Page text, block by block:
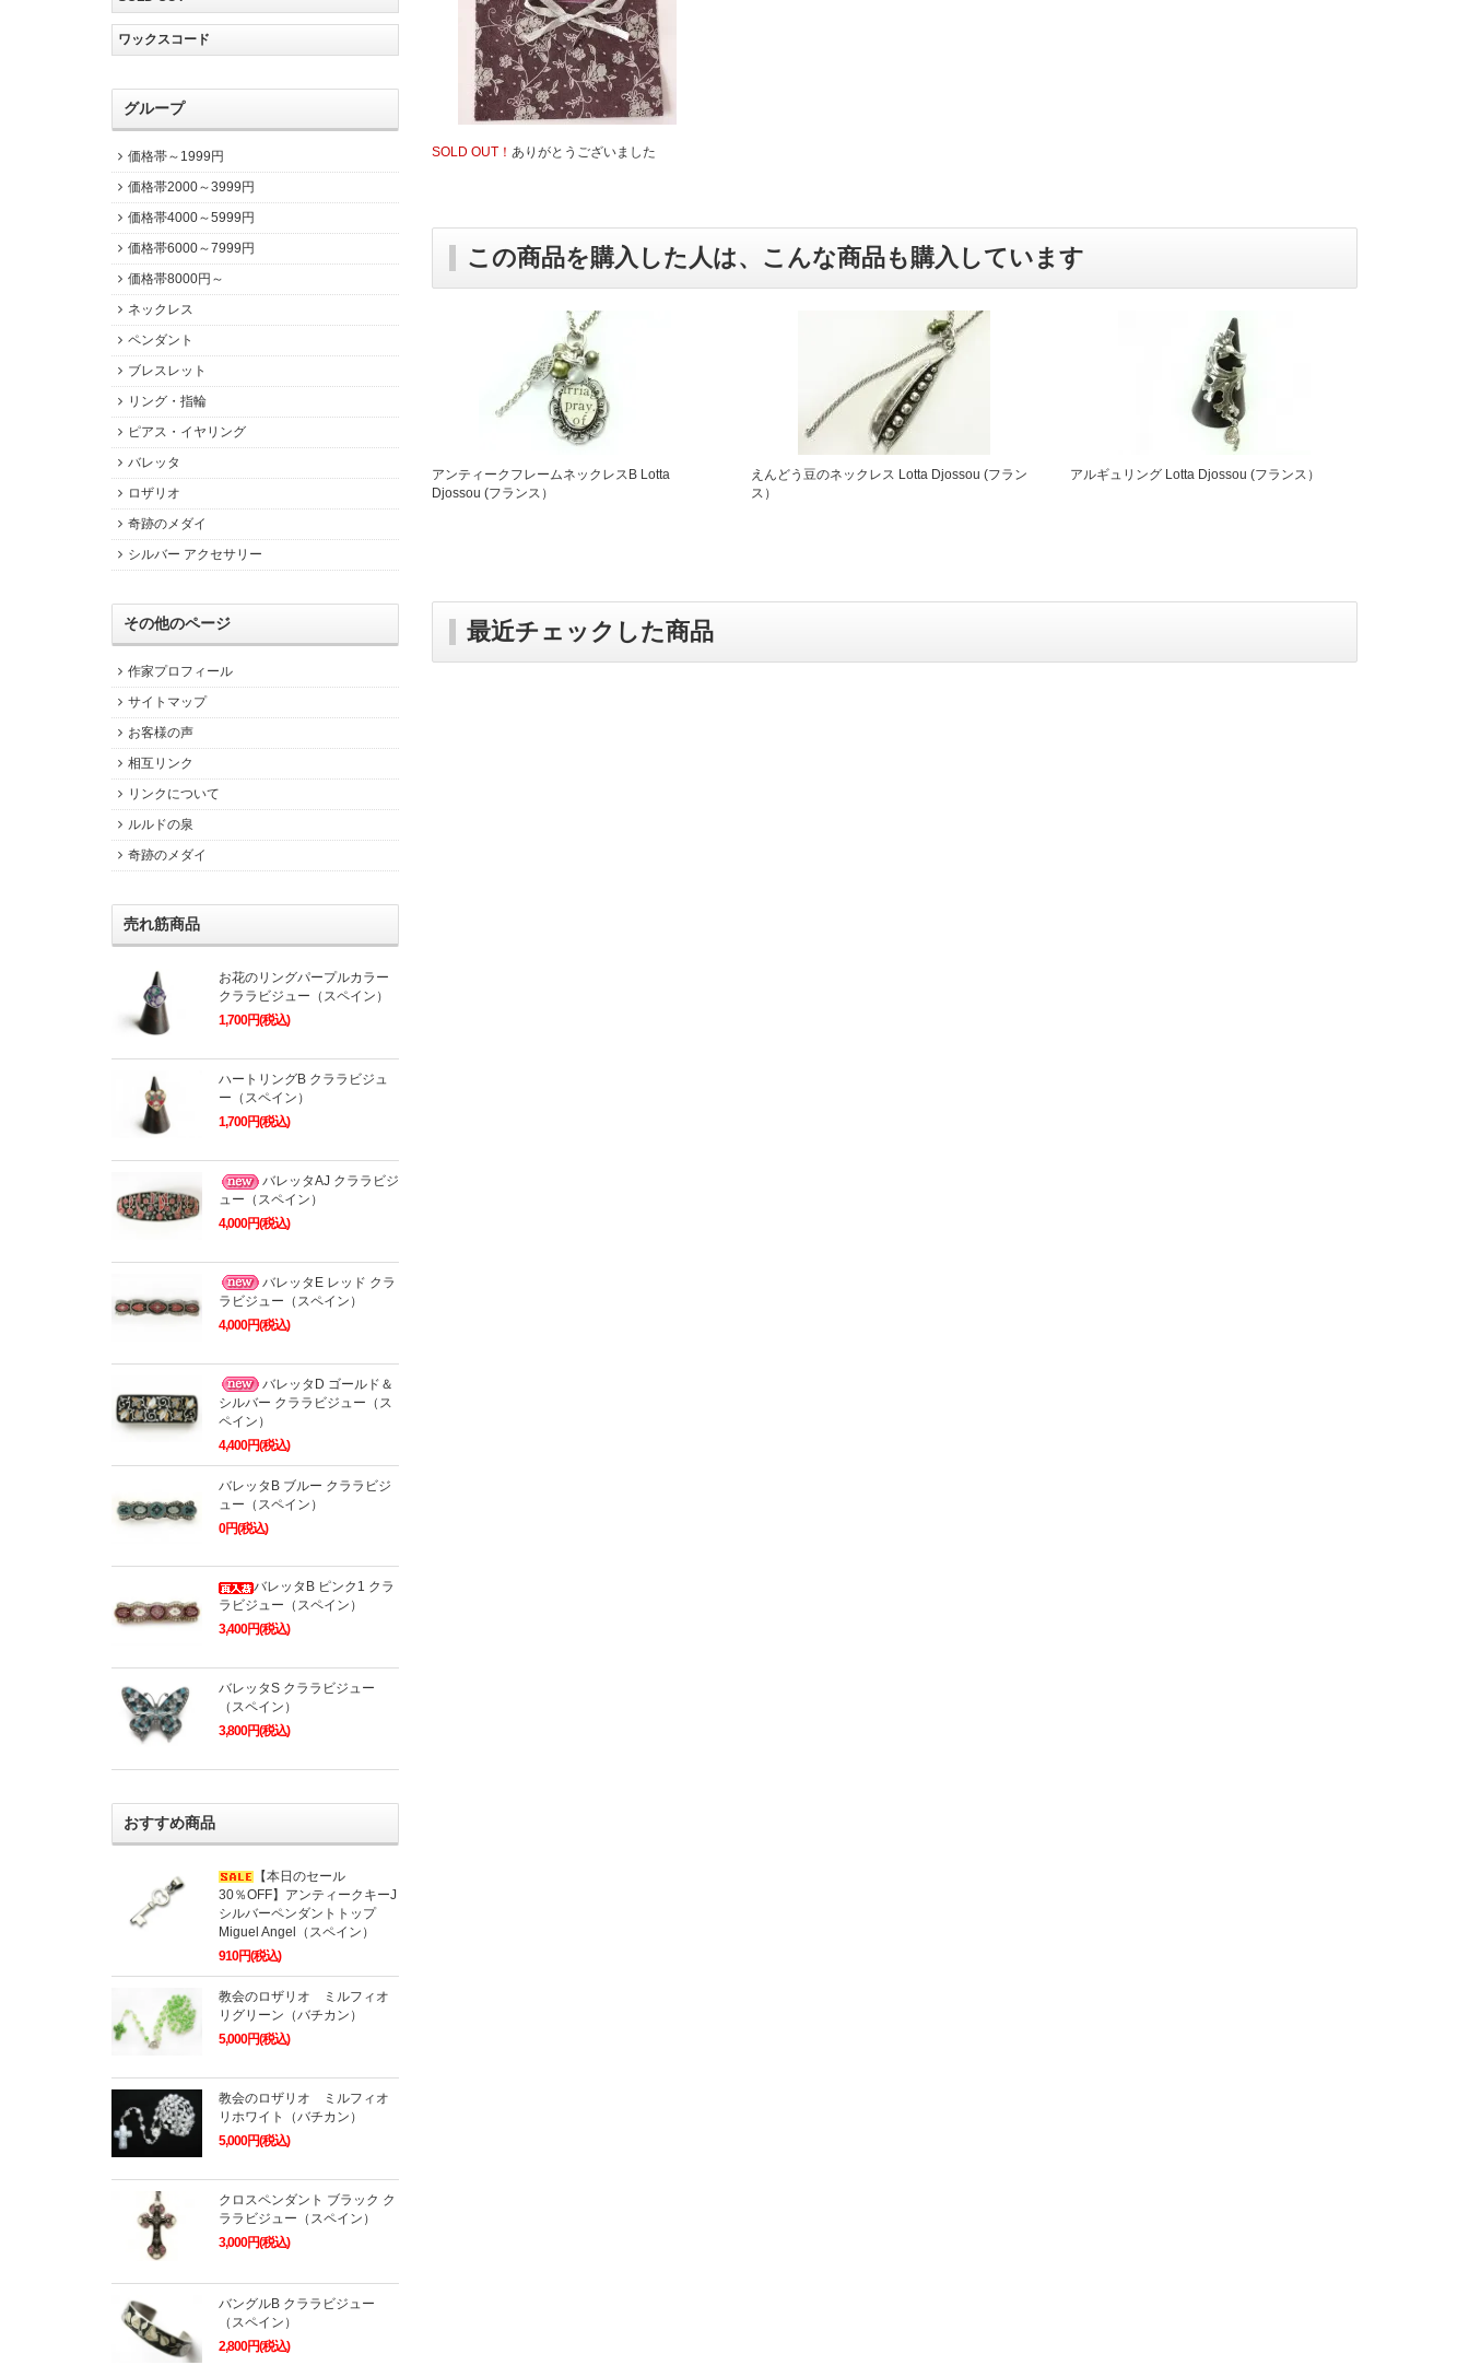
SOLD OUT！ ありがとうございました
この商品を購入した人は、こんな商品も購入しています
アンティークフレームネックレスB Lotta
Djossou (フランス）
えんどう豆のネックレス Lotta Djossou (フラン
ス）
アルギュリング Lotta Djossou (フランス）
最近チェックした商品
ワックスコード
グループ
価格帯～1999円
価格帯2000～3999円
価格帯4000～5999円
価格帯6000～7999円
価格帯8000円～
ネックレス
ペンダント
ブレスレット
リング・指輪
ピアス・イヤリング
バレッタ
ロザリオ
奇跡のメダイ
シルバー アクセサリー
その他のページ
作家プロフィール
サイトマップ
お客様の声
相互リンク
リンクについて
ルルドの泉
奇跡のメダイ
売れ筋商品
お花のリングパープルカラー
クララビジュー（スペイン）
1,700円(税込)
ハートリングB クララビジュ
ー（スペイン）
1,700円(税込)
バレッタAJ クララビジ
ュー（スペイン）
4,000円(税込)
バレッタE レッド クラ
ラビジュー（スペイン）
4,000円(税込)
バレッタD ゴールド＆
シルバー クララビジュー（ス
ペイン）
4,400円(税込)
バレッタB ブルー クララビジ
ュー（スペイン）
0円(税込)
バレッタB ピンク1 クラ
ラビジュー（スペイン）
3,400円(税込)
バレッタS クララビジュー
（スペイン）
3,800円(税込)
おすすめ商品
【本日のセール
30％OFF】アンティークキーJ
シルバーペンダントトップ
Miguel Angel（スペイン）
910円(税込)
教会のロザリオ ミルフィオ
リグリーン（バチカン）
5,000円(税込)
教会のロザリオ ミルフィオ
リホワイト（バチカン）
5,000円(税込)
クロスペンダント ブラック ク
ララビジュー（スペイン）
3,000円(税込)
バングルB クララビジュー
（スペイン）
2,800円(税込)